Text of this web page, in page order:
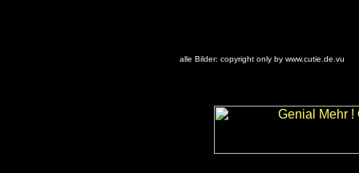
alle Bilder: copyright only by www.cutie.de.vu